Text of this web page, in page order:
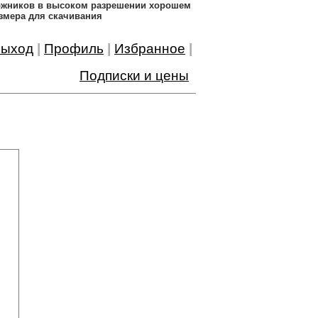
в высоком разрешении хорошем
для скачивания
Профиль Избранное
Подписки и цены